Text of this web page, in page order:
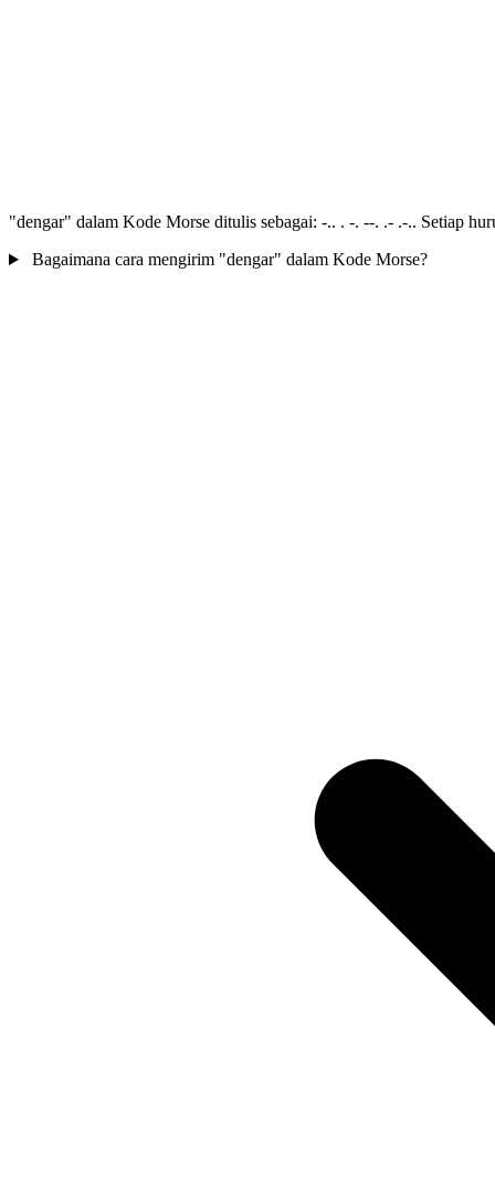
"dengar" dalam Kode Morse ditulis sebagai: -.. . -. --. .- .-.. Setiap
Bagaimana cara mengirim "dengar" dalam Kode Morse?